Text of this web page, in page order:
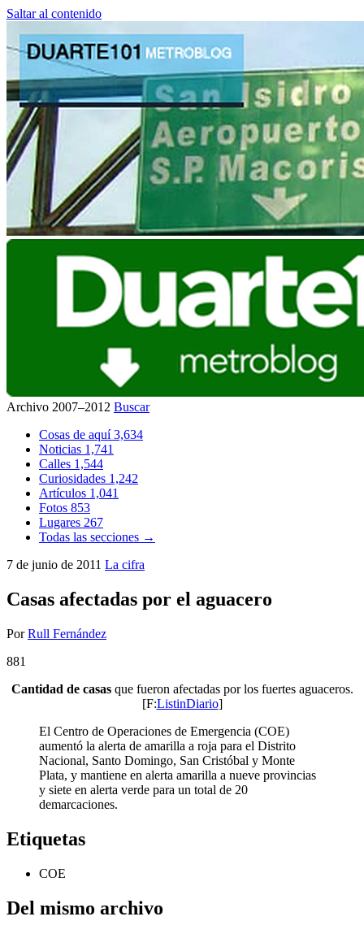
Saltar al contenido
Archivo 2007–2012 Buscar
Cosas de aquí3,634
Noticias 1,741
Calles 1,544
Curiosidades 1,242
Artículos 1,041
Fotos 853
Lugares 267
Todas las secciones →
7 de junio de 2011 La cifra
Casas afectadas por el aguacero
PorRull Fernández
881
Cantidad de casasque fueron afectadas por los fuertes aguaceros.
[F:ListinDiario]
El Centro de Operaciones de Emergencia (COE)
aumentó la alerta de amarilla a roja para el Distrito
Nacional, Santo Domingo, San Cristóbal y Monte
Plata, y mantiene en alerta amarilla a nueve provincias
y siete en alerta verde para un total de 20
demarcaciones.
Etiquetas
COE
Del mismo archivo